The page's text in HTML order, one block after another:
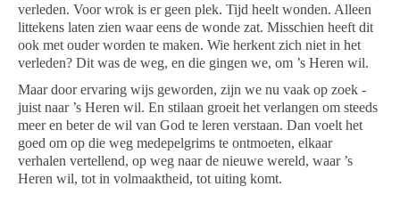
verleden. Voor wrok is er geen plek. Tijd heelt wonden. Alleen
littekens laten zien waar eens de wonde zat. Misschien heeft dit
ook met ouder worden te maken. Wie herkent zich niet in het
verleden? Dit was de weg, en die gingen we, om ’s Heren wil.
Maar door ervaring wijs geworden, zijn we nu vaak op zoek -
juist naar ’s Heren wil. En stilaan groeit het verlangen om steeds
meer en beter de wil van God te leren verstaan. Dan voelt het
goed om op die weg medepelgrims te ontmoeten, elkaar
verhalen vertellend, op weg naar de nieuwe wereld, waar ’s
Heren wil, tot in volmaaktheid, tot uiting komt.